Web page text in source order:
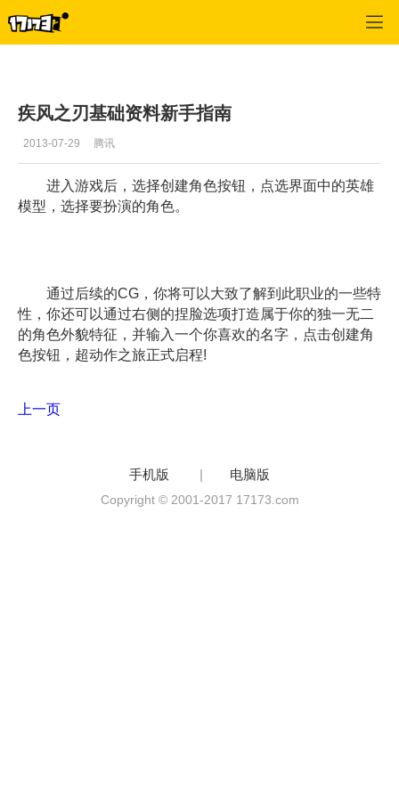
疾风之刃基础资料新手指南
2013-07-29 腾讯
进入游戏后，选择创建角色按钮，点选界面中的英雄
模型，选择要扮演的角色。
通过后续的CG，你将可以大致了解到此职业的一些特
性，你还可以通过右侧的捏脸选项打造属于你的独一无二
的角色外貌特征，并输入一个你喜欢的名字，点击创建角
色按钮，超动作之旅正式启程!
上一页
手机版 | 电脑版
Copyright © 2001-2017 17173.com